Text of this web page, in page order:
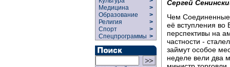
Медицина
>
Образование
>
Религия
>
Спорт
>
Спецпрограммы >
Сергей
Чем Соединенные
её вступления во
перспективы на
частности -
займут особое
неделе вели два